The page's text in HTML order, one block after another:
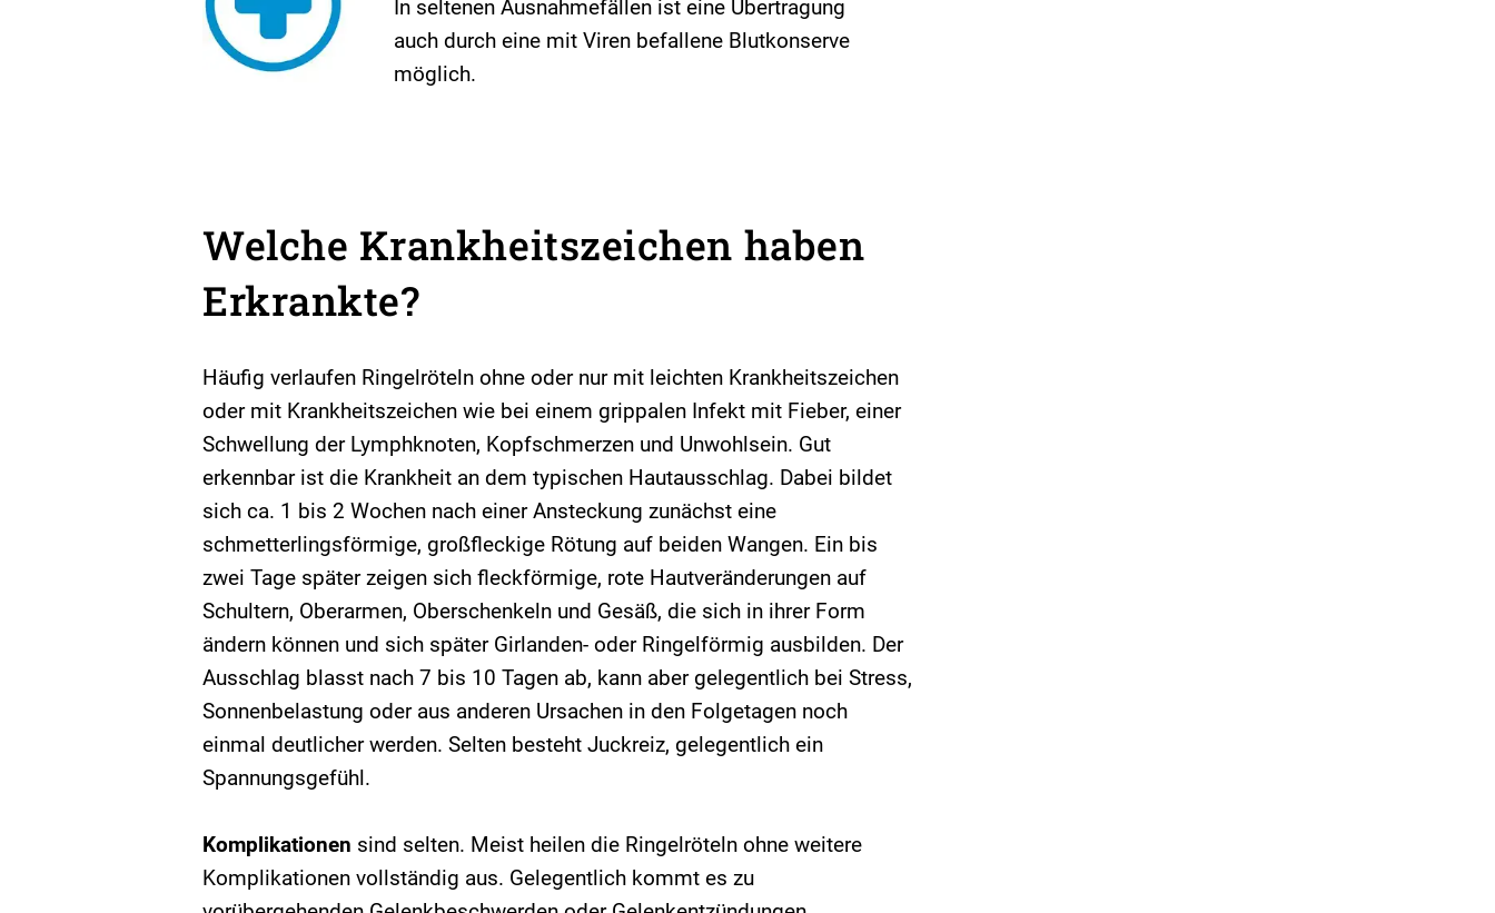
In seltenen Ausnahmefällen ist eine Übertragung
auch durch eine mit Viren befallene Blutkonserve
möglich.
Welche Krankheitszeichen haben
Erkrankte?
Häufig verlaufen Ringelröteln ohne oder nur mit leichten Krankheitszeichen
oder mit Krankheitszeichen wie bei einem grippalen Infekt mit Fieber, einer
Schwellung der Lymphknoten, Kopfschmerzen und Unwohlsein. Gut
erkennbar ist die Krankheit an dem typischen Hautausschlag. Dabei bildet
sich ca. 1 bis 2 Wochen nach einer Ansteckung zunächst eine
schmetterlingsförmige, großfleckige Rötung auf beiden Wangen. Ein bis
zwei Tage später zeigen sich fleckförmige, rote Hautveränderungen auf
Schultern, Oberarmen, Oberschenkeln und Gesäß, die sich in ihrer Form
ändern können und sich später Girlanden- oder Ringelförmig ausbilden. Der
Ausschlag blasst nach 7 bis 10 Tagen ab, kann aber gelegentlich bei Stress,
Sonnenbelastung oder aus anderen Ursachen in den Folgetagen noch
einmal deutlicher werden. Selten besteht Juckreiz, gelegentlich ein
Spannungsgefühl.
Komplikationen sind selten. Meist heilen die Ringelröteln ohne weitere
Komplikationen vollständig aus. Gelegentlich kommt es zu